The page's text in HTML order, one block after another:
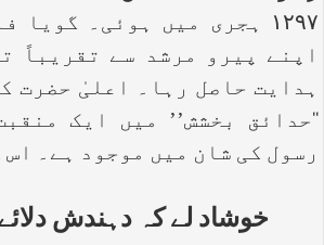
۱۲۹۷ ہجری میں ہوئی۔
اپنے پیرو مرشد سے تقریباً
ہدایت حاصل رہا۔ اعلیٰ حضرت
‘‘حدائق بخشش’’ میں ایک
رسول کی شان میں موجود ہے۔
خوشاد لے کہ دہندش